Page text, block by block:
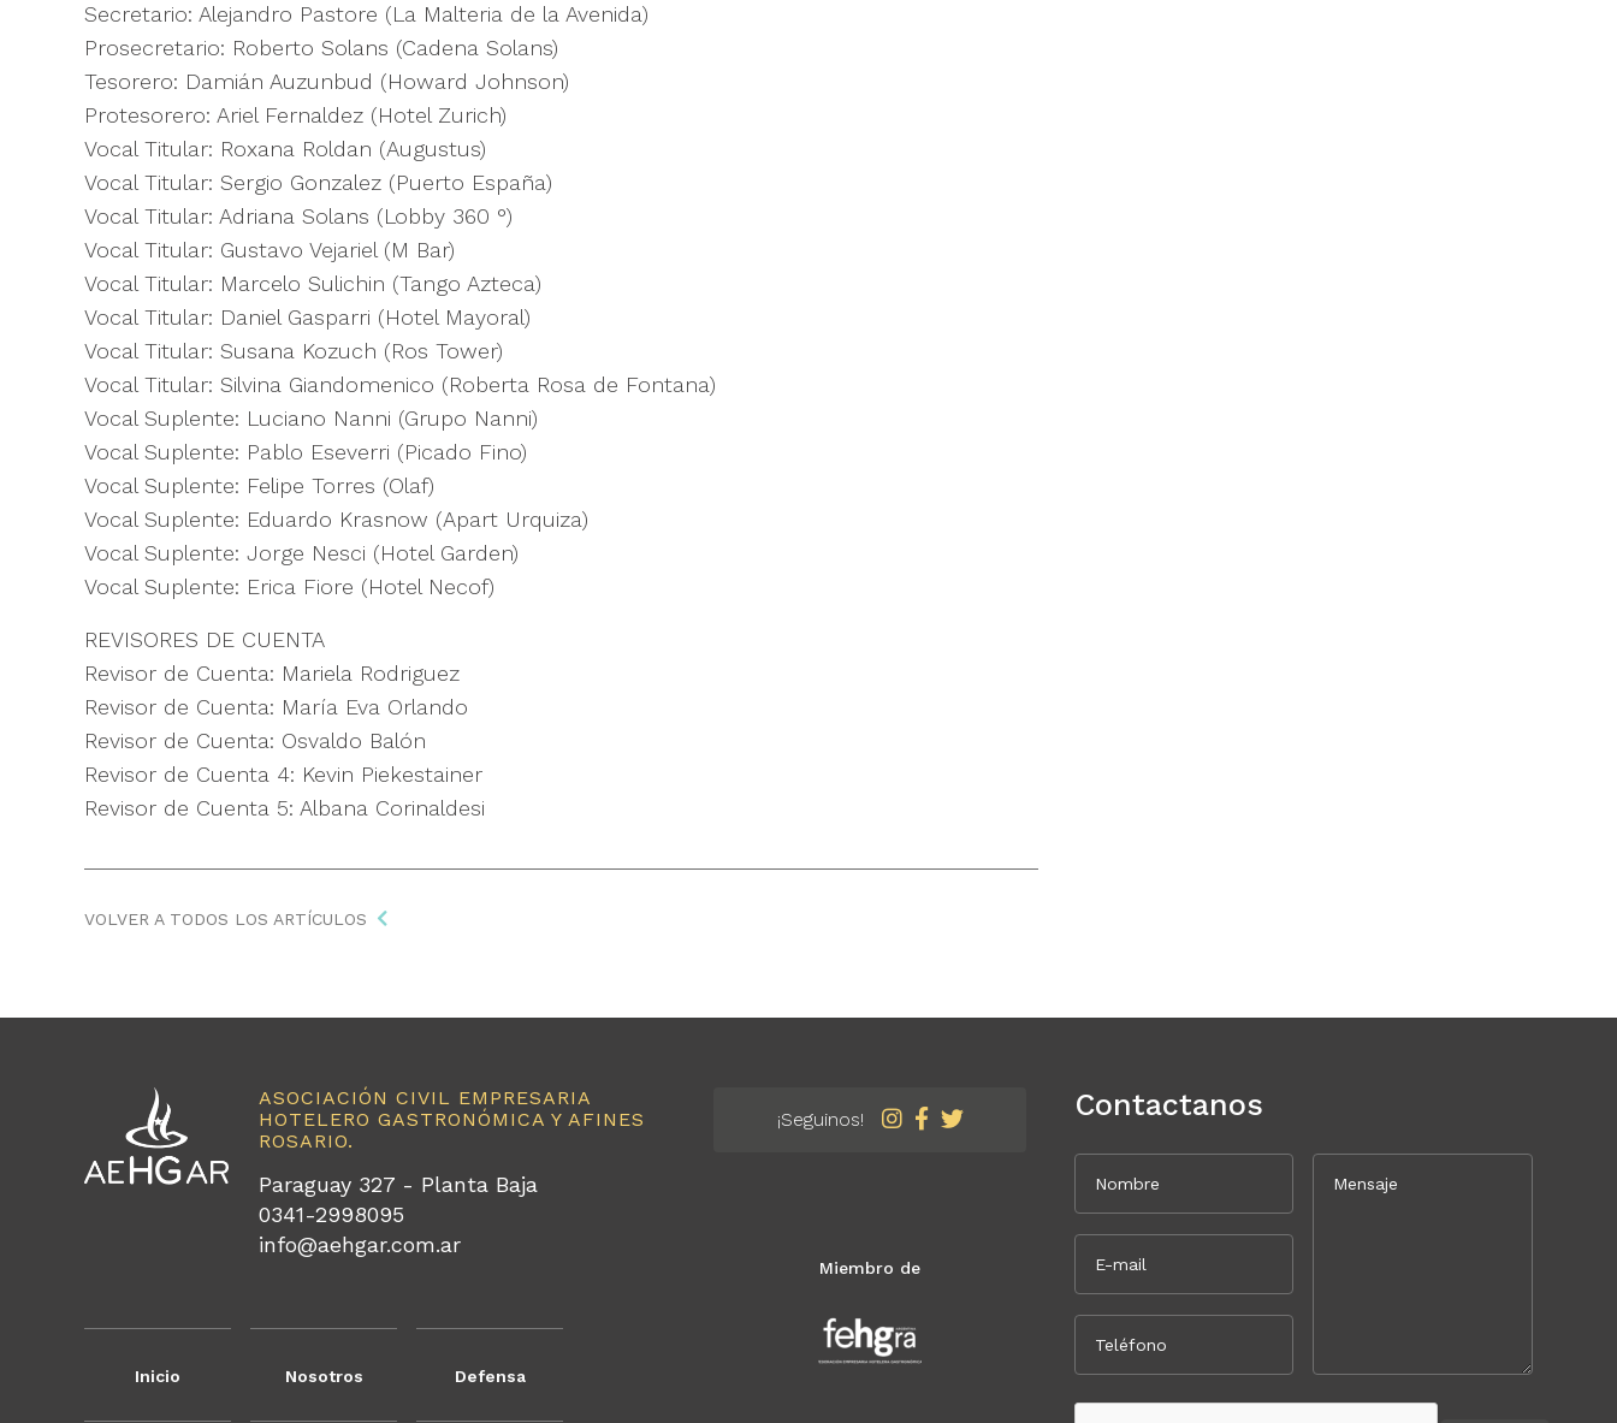
Secretario: Alejandro Pastore (La Malteria de la Avenida)
Prosecretario: Roberto Solans (Cadena Solans)
Tesorero: Damián Auzunbud (Howard Johnson)
Protesorero: Ariel Fernaldez (Hotel Zurich)
Vocal Titular: Roxana Roldan (Augustus)
Vocal Titular: Sergio Gonzalez (Puerto España)
Vocal Titular: Adriana Solans (Lobby 360 °)
Vocal Titular: Gustavo Vejariel (M Bar)
Vocal Titular: Marcelo Sulichin (Tango Azteca)
Vocal Titular: Daniel Gasparri (Hotel Mayoral)
Vocal Titular: Susana Kozuch (Ros Tower)
Vocal Titular: Silvina Giandomenico (Roberta Rosa de Fontana)
Vocal Suplente: Luciano Nanni (Grupo Nanni)
Vocal Suplente: Pablo Eseverri (Picado Fino)
Vocal Suplente: Felipe Torres (Olaf)
Vocal Suplente: Eduardo Krasnow (Apart Urquiza)
Vocal Suplente: Jorge Nesci (Hotel Garden)
Vocal Suplente: Erica Fiore (Hotel Necof)
REVISORES DE CUENTA
Revisor de Cuenta: Mariela Rodriguez
Revisor de Cuenta: María Eva Orlando
Revisor de Cuenta: Osvaldo Balón
Revisor de Cuenta 4: Kevin Piekestainer
Revisor de Cuenta 5: Albana Corinaldesi
VOLVER A TODOS LOS ARTÍCULOS
ASOCIACIÓN CIVIL EMPRESARIA
HOTELERO GASTRONÓMICA Y AFINES
ROSARIO.
Paraguay 327 - Planta Baja
0341-2998095
info@aehgar.com.ar
Inicio Nosotros Defensa
¡Seguinos!
Miembro de
Contactanos